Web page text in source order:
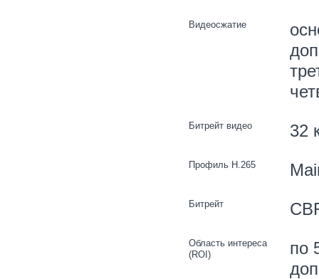
Видеосжатие
Битрейт видео 32
Профиль H.265
Битрейт
Область интереса
(ROI)
по